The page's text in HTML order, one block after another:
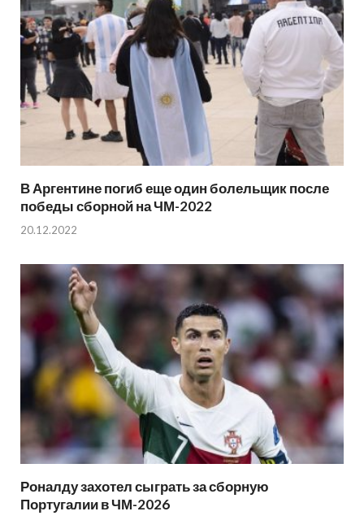
В Аргентине погиб еще один болельщик после
победы сборной на ЧМ-2022
20.12.2022
Роналду захотел сыграть за сборную
Португалии в ЧМ-2026